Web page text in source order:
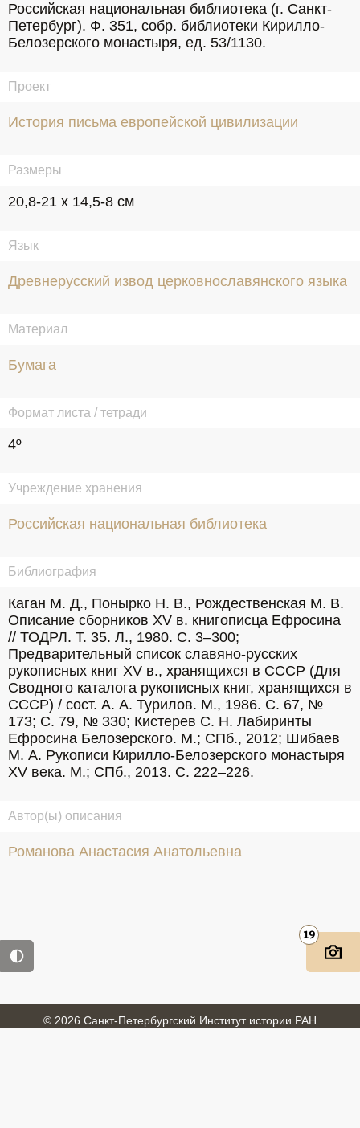
Российская национальная библиотека (г. Санкт-
Петербург). Ф. 351, собр. библиотеки Кирилло-
Белозерского монастыря, ед. 53/1130.
Проект
История письма европейской цивилизации
Размеры
20,8-21 х 14,5-8 см
Язык
Древнерусский извод церковнославянского языка
Материал
Бумага
Формат листа / тетради
4º
Учреждение хранения
Российская национальная библиотека
Библиография
Каган М. Д., Понырко Н. В., Рождественская М. В.
Описание сборников XV в. книгописца Ефросина
// ТОДРЛ. Т. 35. Л., 1980. С. 3–300;
Предварительный список славяно-русских
рукописных книг XV в., хранящихся в СССР (Для
Сводного каталога рукописных книг, хранящихся в
СССР) / сост. А. А. Турилов. М., 1986. С. 67, №
173; С. 79, № 330; Кистерев С. Н. Лабиринты
Ефросина Белозерского. М.; СПб., 2012; Шибаев
М. А. Рукописи Кирилло-Белозерского монастыря
XV века. М.; СПб., 2013. С. 222–226.
Автор(ы) описания
Романова Анастасия Анатольевна
19
© 2026 Санкт-Петербургский Институт истории РАН